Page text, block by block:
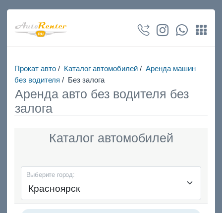
Прокат авто/ Каталог автомобилей/ Аренда машин
без водителя / Без залога
Аренда авто без водителя без
залога
Каталог автомобилей
Выберите город: